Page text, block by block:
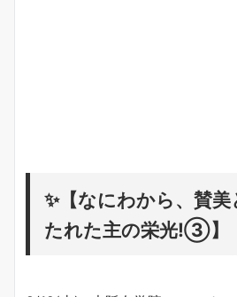
✨【なにわから、賛
たれた主の栄光!③】